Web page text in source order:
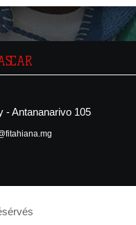
- Antananarivo 105